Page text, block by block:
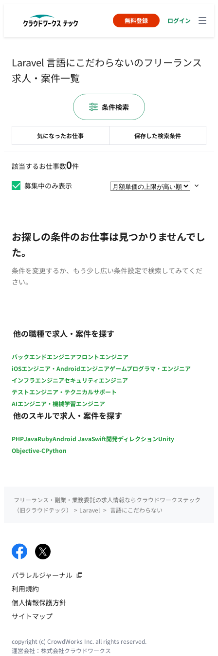
無料登録 ログイン
Laravel 言語にこだわらないのフリーランス
求人・案件一覧
該当するお仕事数0件
募集中のみ表示
お探しの条件のお仕事は見つかりませんでし
た。
条件を変更するか、もう少し広い条件設定で検索してみてくだ
さい。
他の職種で求人・案件を探す
バックエンドエンジニアフロントエンジニア
iOSエンジニア・Androidエンジニアゲームプログラマ・エンジニア
インフラエンジニアセキュリティエンジニア
テストエンジニア・テクニカルサポート
AIエンジニア・機械学習エンジニア
他のスキルで求人・案件を探す
PHPJavaRubyAndroid JavaSwift開発ディレクションUnity
Objective-CPython
気になったお仕事 保存した検索条件
条件検索
フリーランス・副業・業務委託の求人情報ならクラウドワークステック
（旧クラウドテック）
> Laravel > 言語にこだわらない
パラレルジャーナル
利用規約
個人情報保護方針
サイトマップ
copyright (c) CrowdWorks Inc. all rights reserved.
運営会社： 株式会社クラウドワークス